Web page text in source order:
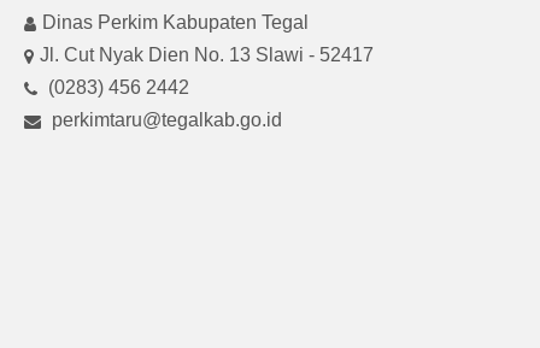
Dinas Perkim Kabupaten Tegal
Jl. Cut Nyak Dien No. 13 Slawi - 52417
(0283) 456 2442
perkimtaru@tegalkab.go.id